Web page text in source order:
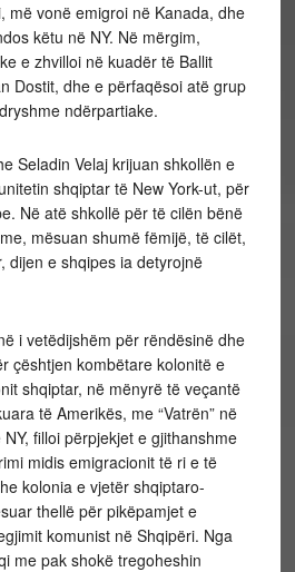
më vonë emigroi në Kanada, dhe
këtu në NY. Në mërgim,
e zhvilloi në kuadër të Ballit
Dostit, dhe e përfaqësoi atë grup
ndërpartiake.
Velaj krijuan shkollën e
shqiptar të New York-ut, për
Në atë shkollë për të cilën bënë
mësuan shumë fëmijë, të cilët,
dijen e shqipes ia detyrojnë
për rëndësinë dhe
çështjen kombëtare kolonitë e
shqiptar, në mënyrë të veçantë
të Amerikës, me “Vatrën” në
filloi përpjekjet e gjithanshme
midis emigracionit të ri e të
kolonia e vjetër shqiptaro-
thellë për pikëpamjet e
komunist në Shqipëri. Nga
me pak shokë tregoheshin